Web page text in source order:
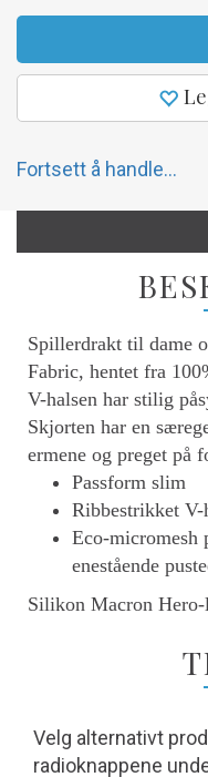
Fortsett å handle...
Spillerdrakt til dame
Fabric, hentet fra
V-halsen har stilig
Skjorten har en
ermene og preget på
Passform slim
Ribbestrikket V-
Eco-micromesh
enestående
Silikon Macron
Velg alternativt
radioknappene